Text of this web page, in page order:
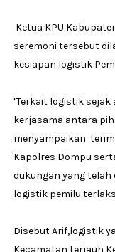
Ketua KPU
seremoni tersebut
kesiapan logistik
"Terkait logistik
kerjasama antara
menyampaikan
Kapolres Dompu
dukungan yang
logistik pemilu
Disebut Arif,logistik
Kecamatan terjauh